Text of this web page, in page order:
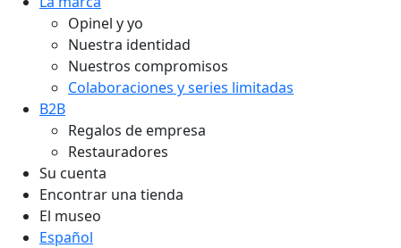
Opinel y yo
Nuestra identidad
Nuestros compromisos
Colaboraciones y series limitadas
B2B
Regalos de empresa
Restauradores
Su cuenta
Encontrar una tienda
El museo
Español